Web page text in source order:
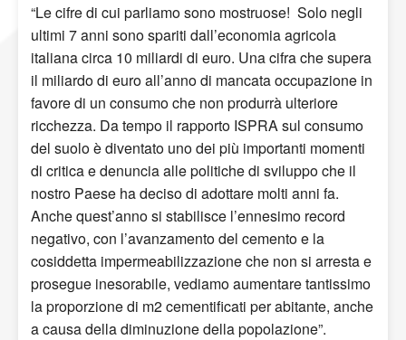
“Le cifre di cui parliamo sono mostruose! Solo negli
ultimi 7 anni sono spariti dall’economia agricola
italiana circa 10 miliardi di euro. Una cifra che supera
il miliardo di euro all’anno di mancata occupazione in
favore di un consumo che non produrrà ulteriore
ricchezza. Da tempo il rapporto ISPRA sul consumo
del suolo è diventato uno dei più importanti momenti
di critica e denuncia alle politiche di sviluppo che il
nostro Paese ha deciso di adottare molti anni fa.
Anche quest’anno si stabilisce l’ennesimo record
negativo, con l’avanzamento del cemento e la
cosiddetta impermeabilizzazione che non si arresta e
prosegue inesorabile, vediamo aumentare tantissimo
la proporzione di m2 cementificati per abitante, anche
a causa della diminuzione della popolazione”.